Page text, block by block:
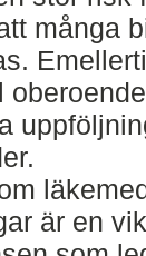
många
är en